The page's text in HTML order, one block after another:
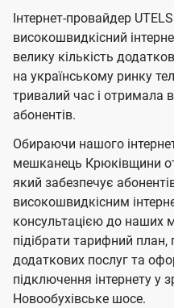
Інтернет-провайдер
високошвидкісний
велику кількість
на українському ринку
тривалий час і отримала
абонентів.
Обираючи нашого
мешканець Крюківщини
який забезпечує
високошвидкісним
консультацією до
підібрати тарифний
додаткових послуг та
підключення інтернету у
Новообухівське шосе.